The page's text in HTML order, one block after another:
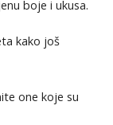
boje i ukusa.
kako još
one koje su